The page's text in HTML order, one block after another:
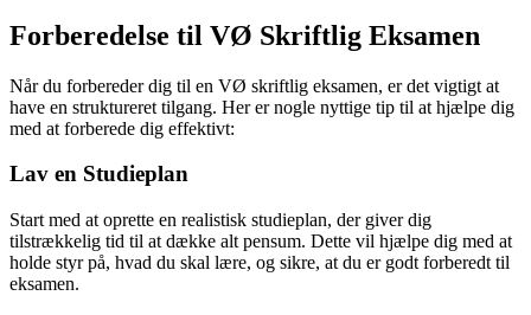
Forberedelse til VØ Skriftlig Eksamen
Når du forbereder dig til en VØ skriftlig eksamen, er det vigtigt at
have en struktureret tilgang. Her er nogle nyttige tip til at hjælpe dig
med at forberede dig effektivt:
Lav en Studieplan
Start med at oprette en realistisk studieplan, der giver dig
tilstrækkelig tid til at dække alt pensum. Dette vil hjælpe dig med at
holde styr på, hvad du skal lære, og sikre, at du er godt forberedt til
eksamen.